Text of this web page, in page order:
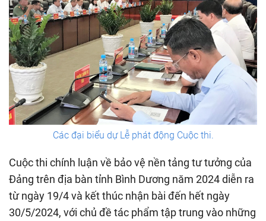
Các đại biểu dự Lễ phát động Cuộc thi.
Cuộc thi chính luận về bảo vệ nền tảng tư tưởng của
Đảng trên địa bàn tỉnh Bình Dương năm 2024 diễn ra
từ ngày 19/4 và kết thúc nhận bài đến hết ngày
30/5/2024, với chủ đề tác phẩm tập trung vào những